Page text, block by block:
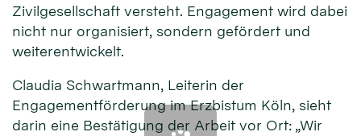
Zivilgesellschaft versteht. Engagement wird dabei
nicht nur organisiert, sondern gefördert und
weiterentwickelt.
Claudia Schwartmann, Leiterin der
Engagementförderung im Erzbistum Köln, sieht
darin eine Bestätigung der Arbeit vor Ort: „Wir